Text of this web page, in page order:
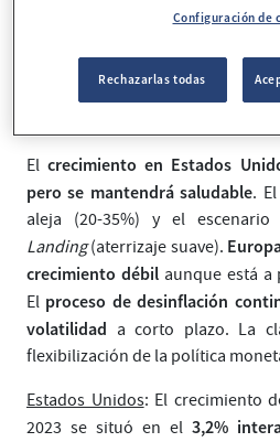
dinero en un 1,5%,
Elcrecimiento en Estados
pero se mantendrá saludable.
aleja (20-35%) y el
Landing(aterrizaje suave).
crecimiento débilaunque está a
El proceso de desinflación
volatilidad a corto plazo. La
flexibilización de la política
Estados Unidos: El crecimiento
2023 se situó en el 3,2%
Configuración de
Rechazarlas todas